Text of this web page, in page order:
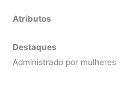
Atributos
Destaques
Administrado por mulheres